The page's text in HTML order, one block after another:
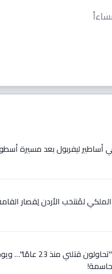
في أساطير ليفربول بعد مسيرة
لمُنتخب الأردن لِقصار
عاجل: رونالدو يصرخ في وجه الإعلام